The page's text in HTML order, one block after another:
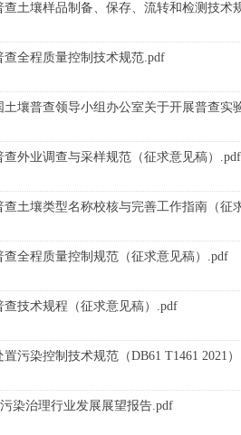
查土壤样品制备、保存、流转和检测技术
查全程质量控制技术规范.pdf
土壤普查领导小组办公室关于开展普查实
查外业调查与采样规范（征求意见稿）.pdf
查土壤类型名称校核与完善工作指南（征
查全程质量控制规范（征求意见稿）.pdf
查技术规程（征求意见稿）.pdf
污染控制技术规范（DB61 T1461 2021
染治理行业发展展望报告.pdf